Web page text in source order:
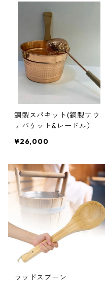
銅製スパキット(銅製サウ
ナバケット&レードル）
¥26,000
ウッドスプーン